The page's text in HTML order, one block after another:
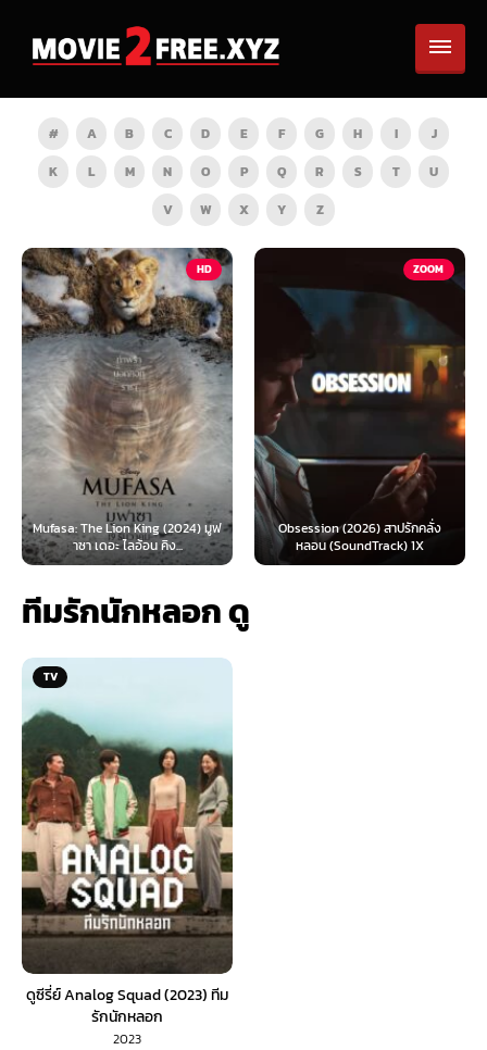
# A B C D E F G H I
J
K
L M N O P Q R S T
U
V
W X Y Z
HD
Lion King (2024) มูฟ
อะ ไลอ้อน คิง...
Obsession (2026) สาปรักคลั่ง
หลอน (SoundTrack) 1X
Survive
ทีมรักนักหลอก ดู
TV
ดูซีรี่ย์ Analog Squad (2023) ทีม
รักนักหลอก
2023